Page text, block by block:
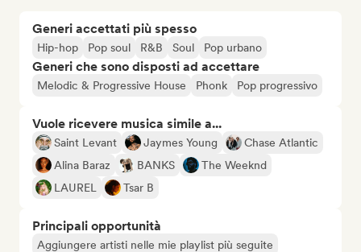
Generi accettati più spesso
Hip-hop Pop soul R&B Soul Pop urbano
Generi che sono disposti ad accettare
Melodic & Progressive House Phonk Pop progressivo
Vuole ricevere musica simile a...
Saint Levant Jaymes Young
Chase Atlantic
Alina Baraz
BANKS
The Weeknd
LAUREL
Tsar B
Principali opportunità
Aggiungere artisti nelle mie playlist più seguite